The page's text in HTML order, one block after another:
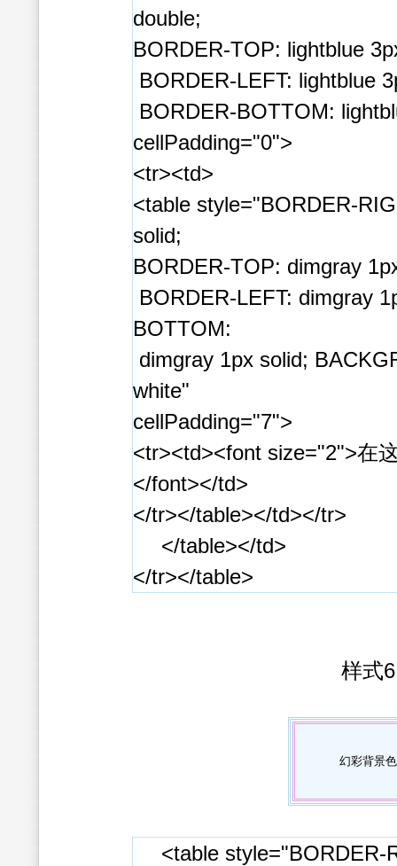
double;
BORDER-TOP: lightblue
BORDER-LEFT: lightblue
BORDER-BOTTOM:
cellPadding="0">
<tr><td>
<table style="BORDER-
solid;
BORDER-TOP: dimgray
BORDER-LEFT: dimgray
BOTTOM:
dimgray 1px solid;
white"
cellPadding="7">
<tr><td><font size="2">在
</font></td>
</tr></table></td></tr>
</table></td>
</tr></table>
样式6
幻彩背景色
<table style="BORDER-